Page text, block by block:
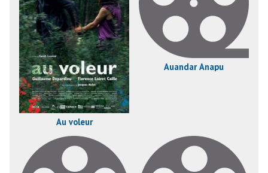
Au voleur
Auandar Anapu